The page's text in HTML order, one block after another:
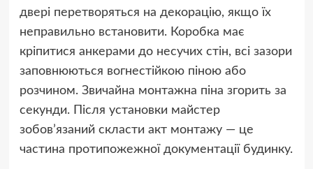
двері перетворяться на декорацію, якщо їх
неправильно встановити. Коробка має
кріпитися анкерами до несучих стін, всі зазори
заповнюються вогнестійкою піною або
розчином. Звичайна монтажна піна згорить за
секунди. Після установки майстер
зобов’язаний скласти акт монтажу — це
частина протипожежної документації будинку.